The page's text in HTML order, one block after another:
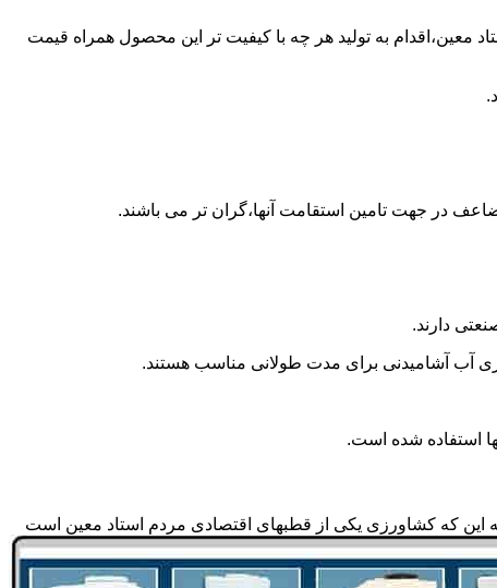
پلی اتیلن در استاد معین،اقدام به تولید هر چه با کیفیت تر این محصول همراه قیمت
در جهت تامین استقامت آنها،گران تر می باشند.
دارند.
آب آشامیدنی برای مدت طولانی مناسب هستند.
به این که کشاورزی یکی از قطبهای اقتصادی مردم استاد معین است